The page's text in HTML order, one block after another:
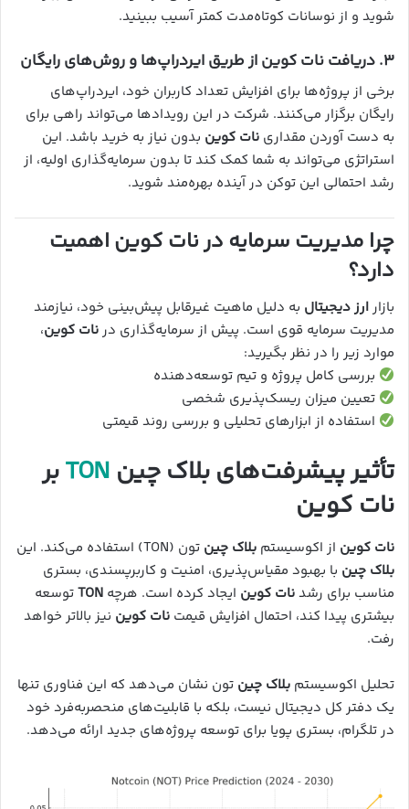
شوید و از نوسانات کوتاه‌مدت کمتر آسیب ببینید.
۳. دریافت نات کوین از طریق ایردراپ‌ها و روش‌های رایگان
برخی از پروژه‌ها برای افزایش تعداد کاربران خود، ایردراپ‌های
رایگان برگزار می‌کنند. شرکت در این رویدادها می‌تواند راهی برای
به دست آوردن مقداری نات کوین بدون نیاز به خرید باشد. این
استراتژی می‌تواند به شما کمک کند تا بدون سرمایه‌گذاری اولیه، از
رشد احتمالی این توکن در آینده بهره‌مند شوید.
چرا مدیریت سرمایه در نات کوین اهمیت
دارد؟
بازارارز دیجیتال به دلیل ماهیت غیرقابل پیش‌بینی خود، نیازمند
مدیریت سرمایه قوی است. پیش از سرمایه‌گذاری درنات کوین،
موارد زیر را در نظر بگیرید:
بررسی کامل پروژه و تیم توسعه‌دهنده
تعیین میزان ریسک‌پذیری شخصی
استفاده از ابزارهای تحلیلی و بررسی روند قیمتی
تأثیر پیشرفت‌های بلاک چین TONبر
نات کوین
نات کوین از اکوسیستم بلاک چین تون (TON) استفاده می‌کند. این
بلاک چین با بهبود مقیاس‌پذیری، امنیت و کاربرپسندی، بستری
مناسب برای رشدنات کوین ایجاد کرده است. هرچه TONتوسعه
بیشتری پیدا کند، احتمال افزایش قیمت نات کوین نیز بالاتر خواهد
رفت.
تحلیل اکوسیستم بلاک چین تون نشان می‌دهد که این فناوری تنها
یک دفتر کل دیجیتال نیست، بلکه با قابلیت‌های منحصربه‌فرد خود
در تلگرام، بستری پویا برای توسعه پروژه‌های جدید ارائه می‌دهد.